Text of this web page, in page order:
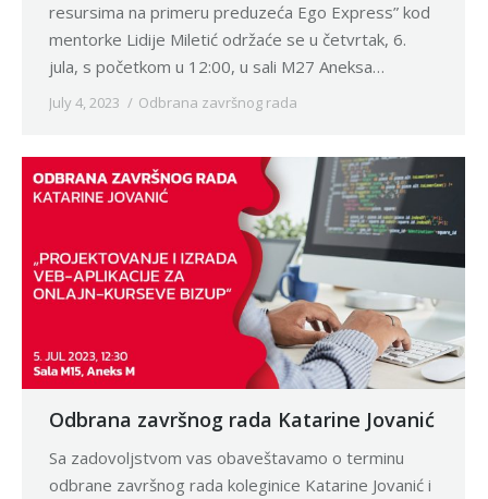
resursima na primeru preduzeća Ego Express” kod
mentorke Lidije Miletić održaće se u četvrtak, 6.
jula, s početkom u 12:00, u sali M27 Aneksa…
July 4, 2023 Odbrana završnog rada
Odbrana završnog rada Katarine Jovanić
Sa zadovoljstvom vas obaveštavamo o terminu
odbrane završnog rada koleginice Katarine Jovanić i